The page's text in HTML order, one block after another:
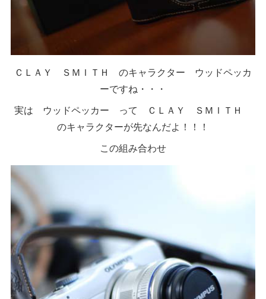
ＣＬＡＹ ＳＭＩＴＨ のキャラクター ウッドペッカ
ーですね・・・
実は ウッドペッカー って ＣＬＡＹ ＳＭＩＴＨ
のキャラクターが先なんだよ！！！
この組み合わせ